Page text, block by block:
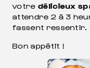
votre délicieux
attendre 2 à 3
fassent ressentir.
Bon appétit !